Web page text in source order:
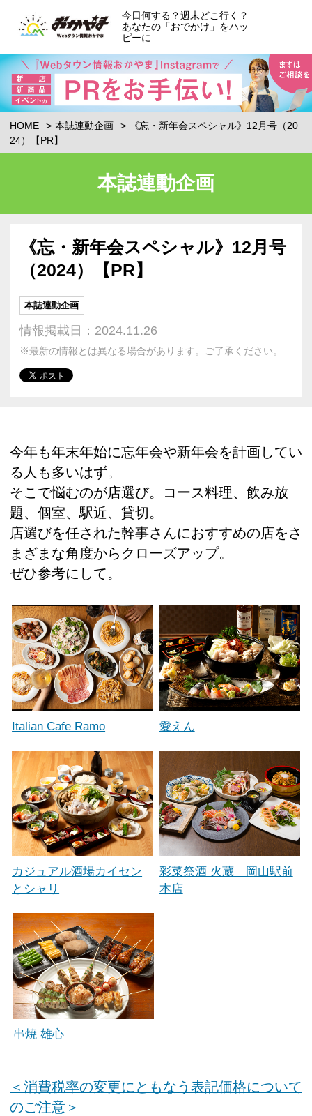
今日何する？週末どこ行く？
あなたの「おでかけ」をハッ
ピーに
HOME 本誌連動企画
《忘・新年会スペシャル》12月号（20
24）【PR】
本誌連動企画
《忘・新年会スペシャル》12月号
（2024）【PR】
本誌連動企画
情報掲載日：2024.11.26
※最新の情報とは異なる場合があります。ご了承ください。
今年も年末年始に忘年会や新年会を計画してい
る人も多いはず。
そこで悩むのが店選び。コース料理、飲み放
題、個室、駅近、貸切。
店選びを任された幹事さんにおすすめの店をさ
まざまな角度からクローズアップ。
ぜひ参考にして。
Italian Cafe Ramo 愛えん
カジュアル酒場カイセン
とシャリ
彩菜祭酒 火蔵 岡山駅前
本店
串焼 雄心
＜消費税率の変更にともなう表記価格について
のご注意＞